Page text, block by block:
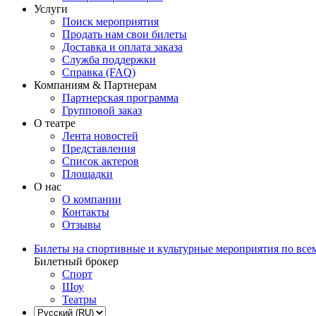
Услуги
Поиск мероприятия
Продать нам свои билеты
Доставка и оплата заказа
Служба поддержки
Справка (FAQ)
Компаниям & Партнерам
Партнерская программа
Групповой заказ
О театре
Лента новостей
Представления
Список актеров
Площадки
О нас
О компании
Контакты
Отзывы
Билеты на спортивные и культурные мероприятия по
Билетный брокер
Спорт
Шоу
Театры